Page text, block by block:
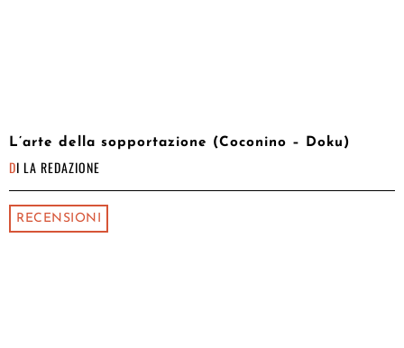
L’arte della sopportazione (Coconino – Doku)
DI LA REDAZIONE
RECENSIONI